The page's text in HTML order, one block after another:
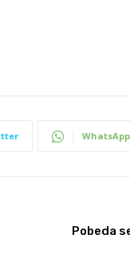
WhatsApp
Pobeda